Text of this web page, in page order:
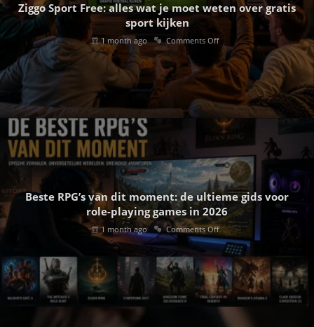
Ziggo Sport Free: alles wat je moet weten over gratis
sport kijken
1 month ago Comments Off
Beste RPG’s van dit moment: de ultieme gids voor
role-playing games in 2026
1 month ago Comments Off